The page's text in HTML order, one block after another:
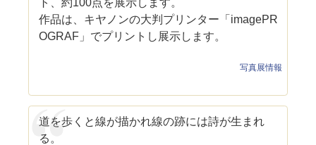
ト、約100点を展示します。
作品は、キヤノンの大判プリンター「imagePR
OGRAF」でプリントし展示します。
写真展情報
道を歩くと線が描かれ線の跡には詩が生まれ
る。